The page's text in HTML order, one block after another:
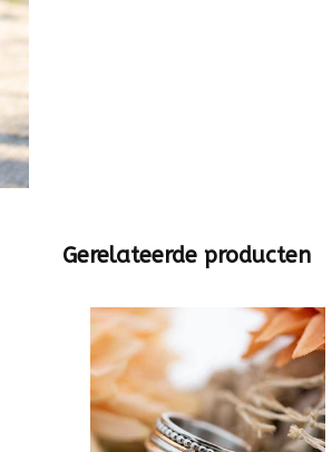
Gerelateerde producten